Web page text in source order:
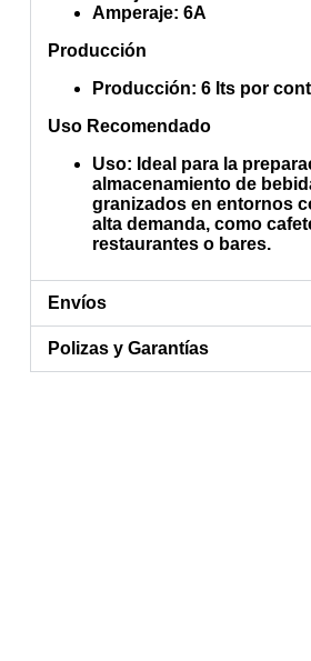
Amperaje: 6A
Producción
Producción: 6 lts por
Uso Recomendado
Uso: Ideal para la
almacenamiento de
granizados en entornos
alta demanda, como
restaurantes o bares.
Envíos
Polizas y Garantías